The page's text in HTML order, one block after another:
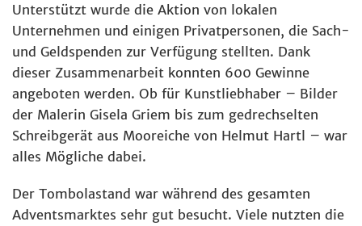
Unterstützt wurde die Aktion von lokalen
Unternehmen und einigen Privatpersonen, die Sach-
und Geldspenden zur Verfügung stellten. Dank
dieser Zusammenarbeit konnten 600 Gewinne
angeboten werden. Ob für Kunstliebhaber – Bilder
der Malerin Gisela Griem bis zum gedrechselten
Schreibgerät aus Mooreiche von Helmut Hartl – war
alles Mögliche dabei.
Der Tombolastand war während des gesamten
Adventsmarktes sehr gut besucht. Viele nutzten die